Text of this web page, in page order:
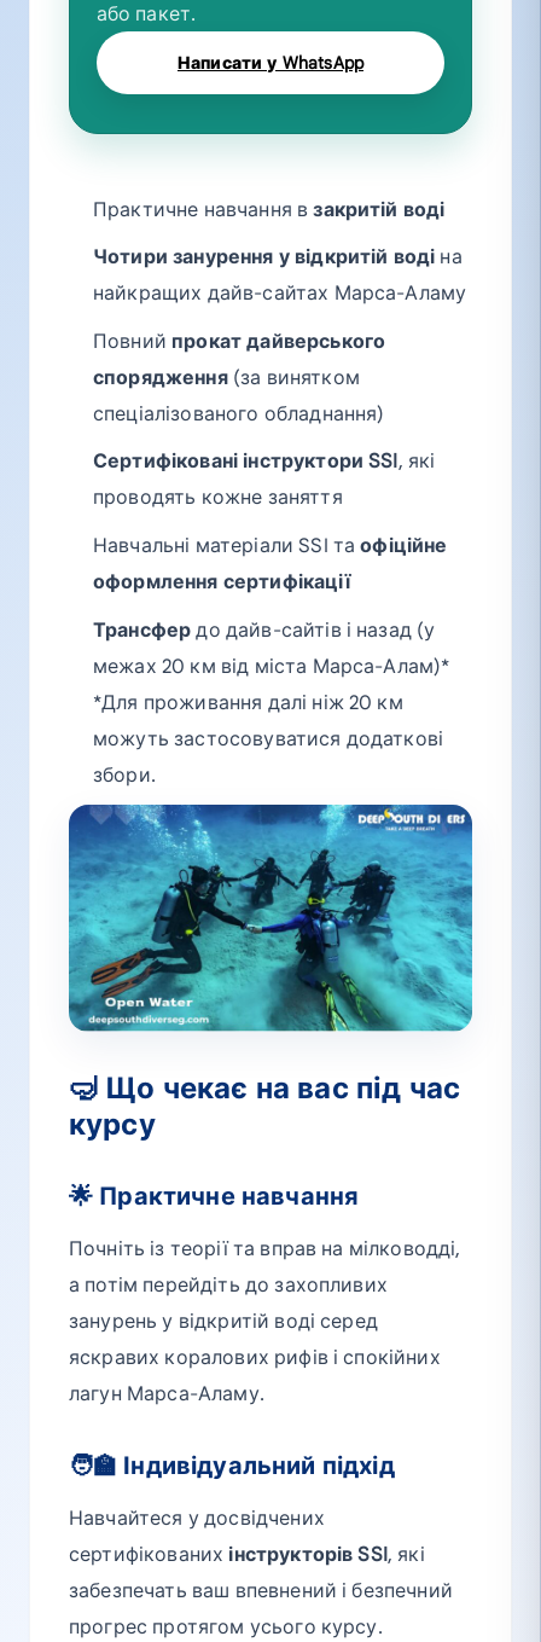
або пакет.
Написати у WhatsApp
Практичне навчання взакритій воді
Чотири занурення у відкритій воді на
найкращих дайв-сайтах Марса-Аламу
Повний прокат дайверського
спорядження(за винятком
спеціалізованого обладнання)
Сертифіковані інструктори SSI, які
проводять кожне заняття
Навчальні матеріали SSI таофіційне
оформлення сертифікації
Трансфер до дайв-сайтів і назад (у
межах 20 км від міста Марса-Алам)*
*Для проживання далі ніж 20 км
можуть застосовуватися додаткові
збори.
🤿 Що чекає на вас під час
курсу
🌟 Практичне навчання
Почніть із теорії та вправ на мілководді,
а потім перейдіть до захопливих
занурень у відкритій воді серед
яскравих коралових рифів і спокійних
лагун Марса-Аламу.
🧑‍🏫 Індивідуальний підхід
Навчайтеся у досвідчених
сертифікованих інструкторів SSI, які
забезпечать ваш впевнений і безпечний
прогрес протягом усього курсу.